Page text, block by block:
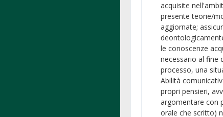
acquisite
presente teorie/
aggiornate;
le conoscenze
necessario al fine
processo, una
Abilità
propri pensieri,
argomentare con
orale che scritto)